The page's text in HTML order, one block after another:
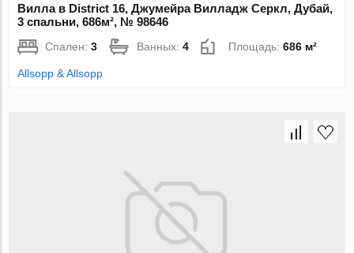
Вилла в District 16, Джумейра Вилладж Серкл, Дубай,
3 спальни, 686м², № 98646
Спален:3 Ванных:4 Площадь:686 м²
Allsopp & Allsopp